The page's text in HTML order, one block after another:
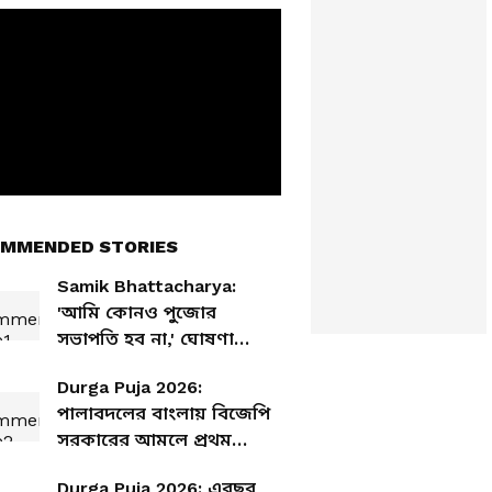
STORIES
Samik Bhattacharya:
'আমি কোনও পুজোর
সভাপতি হব না,' ঘোষণা
Durga Puja 2026:
পালাবদলের বাংলায় বিজেপি
সরকারের আমলে প্রথম